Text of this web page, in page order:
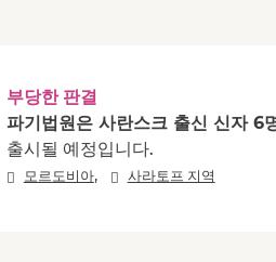
부당한 판결
파기법원은 사란스크 출신 신자 6
출시될 예정입니다.
모르도비아, 사라토프 지역